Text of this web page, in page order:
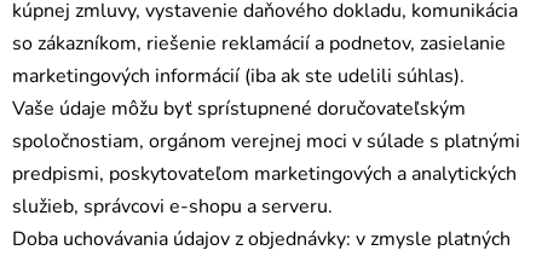
kúpnej zmluvy, vystavenie daňového dokladu, komunikácia
so zákazníkom, riešenie reklamácií a podnetov, zasielanie
marketingových informácií (iba ak ste udelili súhlas).
Vaše údaje môžu byť sprístupnené doručovateľským
spoločnostiam, orgánom verejnej moci v súlade s platnými
predpismi, poskytovateľom marketingových a analytických
služieb, správcovi e-shopu a serveru.
Doba uchovávania údajov z objednávky: v zmysle platných